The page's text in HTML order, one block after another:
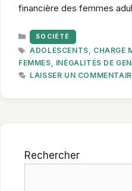
financière des femmes
CATÉGORIES
SOCIÉTÉ
ÉTIQUETTES
ADOLESCENTS, CHARGE
FEMMES, INÉGALITÉS DE
LAISSER UN
Rechercher